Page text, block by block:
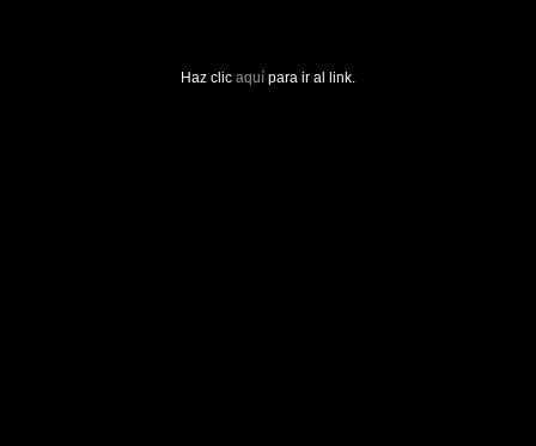
Haz clic aquí para ir al link.